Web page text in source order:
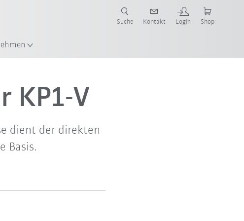
Suche Kontakt Login Shop
KP1-V
dient der direkten
Basis.